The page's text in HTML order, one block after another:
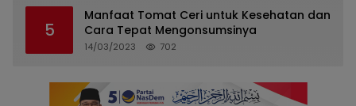
5
Manfaat Tomat Ceri untuk Kesehatan dan
Cara Tepat Mengonsumsinya
14/03/2023 702